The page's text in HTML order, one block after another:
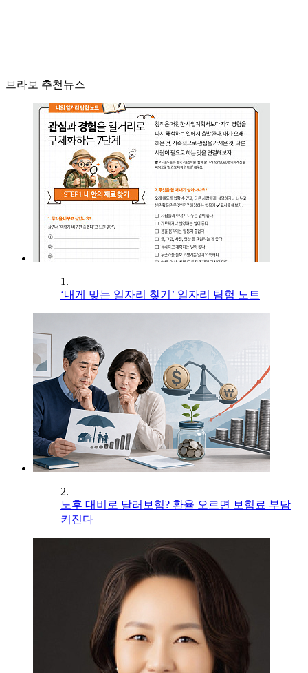
브라보 추천뉴스
1.
‘내게 맞는 일자리 찾기’ 일자리 탐험 노트
2.
노후 대비로 달러보험? 환율 오르면 보험료 부담
커진다